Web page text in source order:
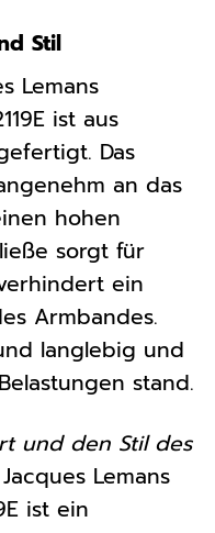
Stil
Lemans
ist aus
Das
an das
hohen
sorgt für
ein
Armbandes.
langlebig und
stand.
und den Stil des
Lemans
ist ein